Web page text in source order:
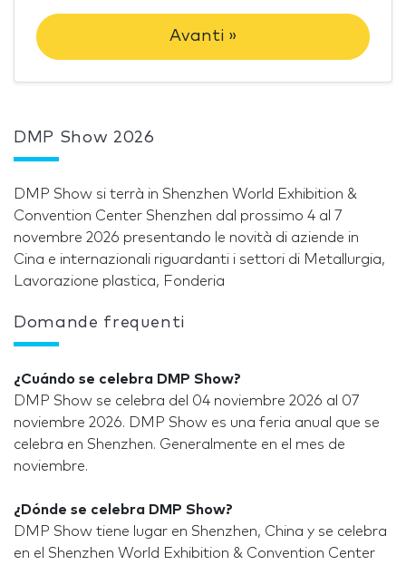
Avanti »
DMP Show 2026
DMP Show si terrà in Shenzhen World Exhibition &
Convention Center Shenzhen dal prossimo 4 al 7
novembre 2026 presentando le novità di aziende in
Cina e internazionali riguardanti i settori di Metallurgia,
Lavorazione plastica, Fonderia
Domande frequenti
¿Cuándo se celebra DMP Show?
DMP Show se celebra del 04 noviembre 2026 al 07
noviembre 2026. DMP Show es una feria anual que se
celebra en Shenzhen. Generalmente en el mes de
noviembre.
¿Dónde se celebra DMP Show?
DMP Show tiene lugar en Shenzhen, China y se celebra
en el Shenzhen World Exhibition & Convention Center